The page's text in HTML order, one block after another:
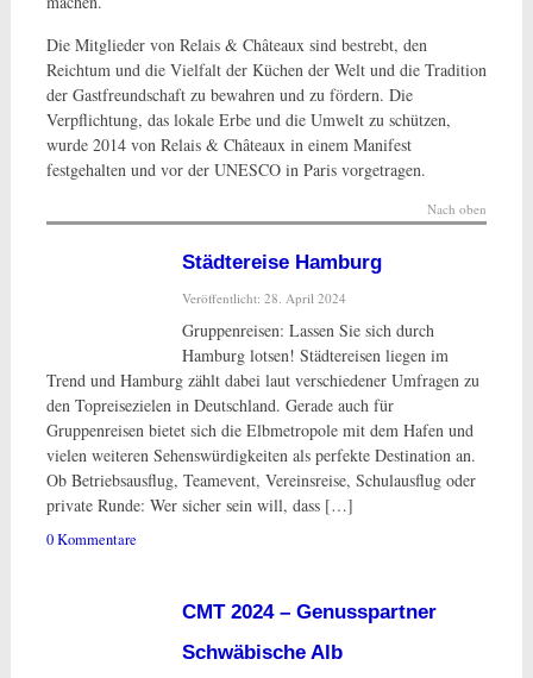
Die Mitglieder von Relais & Châteaux sind bestrebt, den
Reichtum und die Vielfalt der Küchen der Welt und die Tradition
der Gastfreundschaft zu bewahren und zu fördern. Die
Verpflichtung, das lokale Erbe und die Umwelt zu schützen,
wurde 2014 von Relais & Châteaux in einem Manifest
festgehalten und vor der UNESCO in Paris vorgetragen.
Nach oben
Städtereise Hamburg
Veröffentlicht: 28. April 2024
Gruppenreisen: Lassen Sie sich durch
Hamburg lotsen! Städtereisen liegen im
Trend und Hamburg zählt dabei laut verschiedener Umfragen zu
den Topreisezielen in Deutschland. Gerade auch für
Gruppenreisen bietet sich die Elbmetropole mit dem Hafen und
vielen weiteren Sehenswürdigkeiten als perfekte Destination an.
Ob Betriebsausflug, Teamevent, Vereinsreise, Schulausflug oder
private Runde: Wer sicher sein will, dass […]
0 Kommentare
CMT 2024 – Genusspartner
Schwäbische Alb